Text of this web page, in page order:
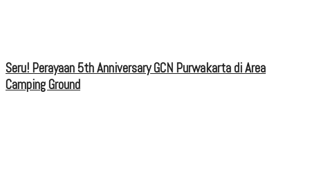
Seru! Perayaan 5th Anniversary GCN Purwakarta di Area
Camping Ground